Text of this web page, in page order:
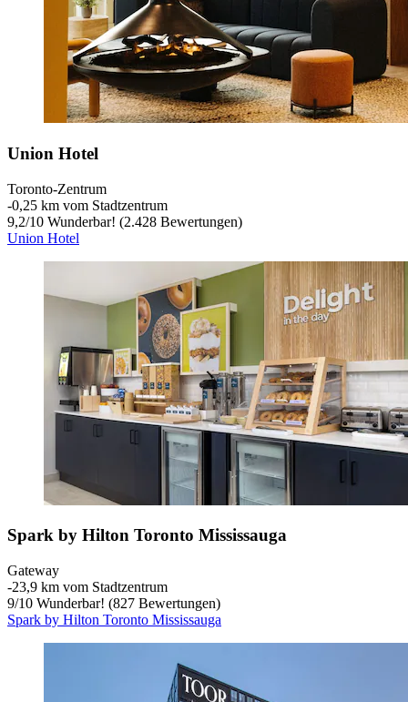
Union Hotel
Toronto-Zentrum
‐0,25 km vom Stadtzentrum
9,2/10 Wunderbar! (2.428 Bewertungen)
Union Hotel
Spark by Hilton Toronto Mississauga
Gateway
‐23,9 km vom Stadtzentrum
9/10 Wunderbar! (827 Bewertungen)
Spark by Hilton Toronto Mississauga